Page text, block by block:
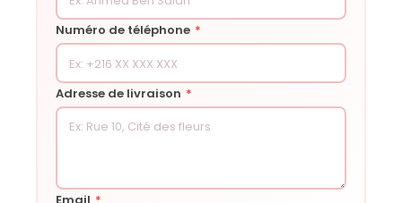
Numéro de téléphone *
Adresse de livraison *